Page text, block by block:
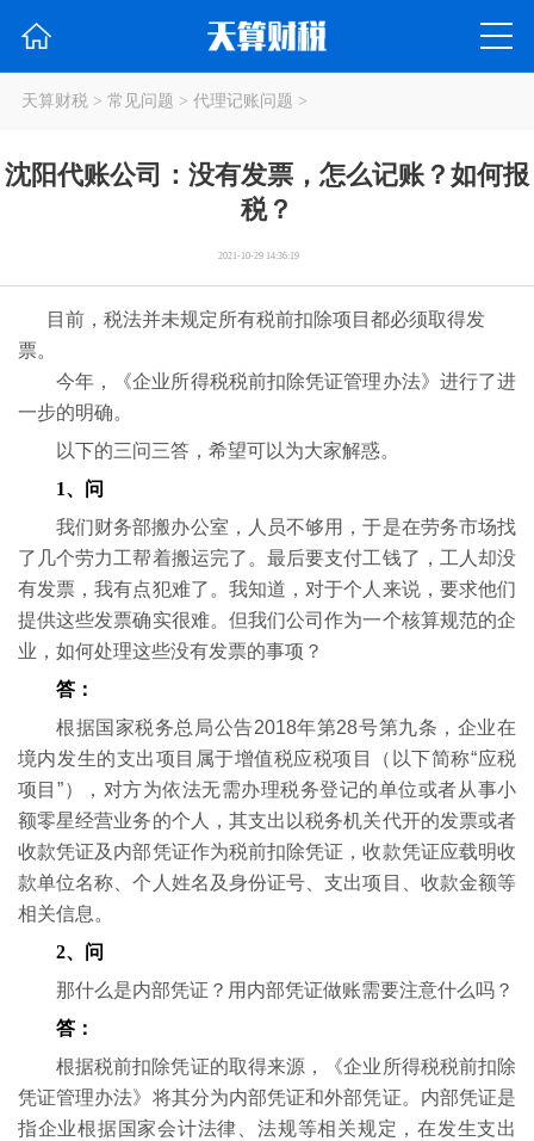
天算财税 > 常见问题 > 代理记账问题 >
沈阳代账公司：没有发票，怎么记账？如何报
税？
2021-10-29 14:36:19
目前，税法并未规定所有税前扣除项目都必须取得发
票。
今年，《企业所得税税前扣除凭证管理办法》进行了进
一步的明确。
以下的三问三答，希望可以为大家解惑。
1、问
我们财务部搬办公室，人员不够用，于是在劳务市场找
了几个劳力工帮着搬运完了。最后要支付工钱了，工人却没
有发票，我有点犯难了。我知道，对于个人来说，要求他们
提供这些发票确实很难。但我们公司作为一个核算规范的企
业，如何处理这些没有发票的事项？
答：
根据国家税务总局公告2018年第28号第九条，企业在
境内发生的支出项目属于增值税应税项目（以下简称“应税
项目”），对方为依法无需办理税务登记的单位或者从事小
额零星经营业务的个人，其支出以税务机关代开的发票或者
收款凭证及内部凭证作为税前扣除凭证，收款凭证应载明收
款单位名称、个人姓名及身份证号、支出项目、收款金额等
相关信息。
2、问
那什么是内部凭证？用内部凭证做账需要注意什么吗？
答：
根据税前扣除凭证的取得来源，《企业所得税税前扣除
凭证管理办法》将其分为内部凭证和外部凭证。内部凭证是
指企业根据国家会计法律、法规等相关规定，在发生支出